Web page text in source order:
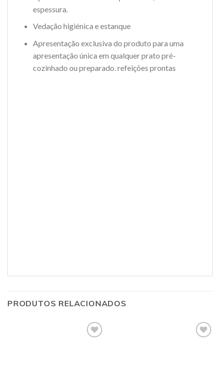
espessura.
Vedação higiénica e estanque
Apresentação exclusiva do produto para uma
apresentação única em qualquer prato pré-
cozinhado ou preparado. refeições prontas
PRODUTOS RELACIONADOS